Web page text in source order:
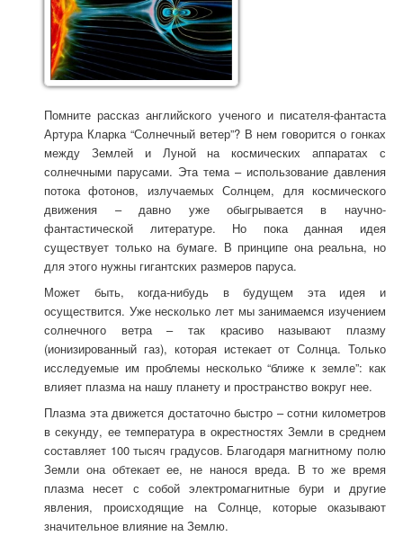
Помните рассказ английского ученого и писателя-фантаста
Артура Кларка “Солнечный ветер”? В нем говорится о гонках
между Землей и Луной на космических аппаратах с
солнечными парусами. Эта тема – использование давления
потока фотонов, излучаемых Солнцем, для космического
движения – давно уже обыгрывается в научно-
фантастической литературе. Но пока данная идея
существует только на бумаге. В принципе она реальна, но
для этого нужны гигантских размеров паруса.
Может быть, когда-нибудь в будущем эта идея и
осуществится. Уже несколько лет мы занимаемся изучением
солнечного ветра – так красиво называют плазму
(ионизированный газ), которая истекает от Солнца. Только
исследуемые им проблемы несколько “ближе к земле”: как
влияет плазма на нашу планету и пространство вокруг нее.
Плазма эта движется достаточно быстро – сотни километров
в секунду, ее температура в окрестностях Земли в среднем
составляет 100 тысяч градусов. Благодаря магнитному полю
Земли она обтекает ее, не нанося вреда. В то же время
плазма несет с собой электромагнитные бури и другие
явления, происходящие на Солнце, которые оказывают
значительное влияние на Землю.